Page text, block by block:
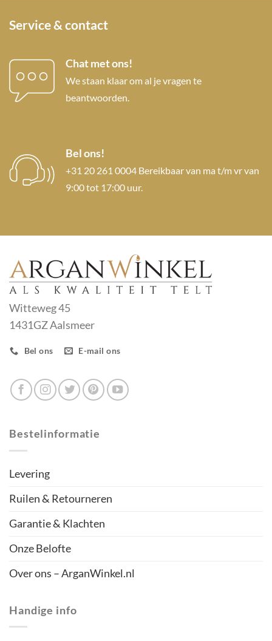
Service & contact
Chat met ons!
We staan klaar om al je vragen te
beantwoorden.
Bel ons!
+31 20 261 0004 Bereikbaar van ma t/m vr van
9:00 tot 17:00 uur.
Witteweg 45
1431GZ Aalsmeer
Bel ons E-mail ons
Bestelinformatie
Levering
Ruilen & Retourneren
Garantie & Klachten
Onze Belofte
Over ons – ArganWinkel.nl
Handige info